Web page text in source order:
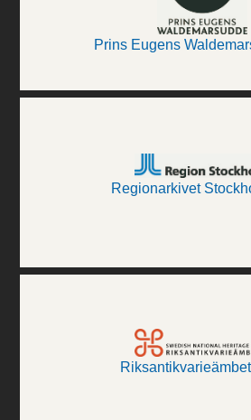
Prins Eugens
Regionarkivet